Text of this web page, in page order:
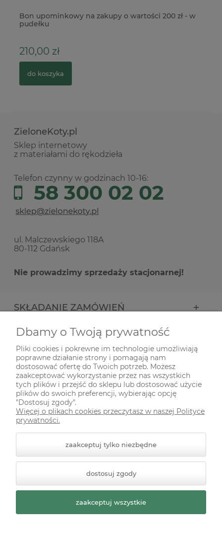
Bon upominkowy na zakupy o wartości 200 zł - w
pudełku
210,00 zł
do koszyka
ZieloneKoty.pl
Sklep internetowy
z materiałami do rękodzieła
Telefon czynny w godzinach 10-16:
58 300 02 02
ul. Malczewskiego 118A
80-112 Gdańsk
Nie prowadzimy sprzedaży stacjonarnej!
SKŁADANIE ZAMÓWIEŃ
INFORMACJE
ODWIEDŹ NAS NA
Styl graficzny ShopGadget.pl
Sklep internetowy Shoper
Premium
Dbamy o Twoją prywatność
Pliki cookies i pokrewne im technologie umożliwiają
poprawne działanie strony i pomagają nam
dostosować ofertę do Twoich potrzeb. Możesz
zaakceptować wykorzystanie przez nas wszystkich
tych plików i przejść do sklepu lub dostosować użycie
plików do swoich preferencji, wybierając opcję
"Dostosuj zgody".
Więcej o plikach cookies przeczytasz w naszej Polityce
prywatności.
zaakceptuj tylko niezbędne
dostosuj zgody
zaakceptuj wszystkie